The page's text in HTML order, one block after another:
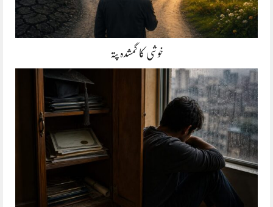
خوشی کا گمشدہ پتہ